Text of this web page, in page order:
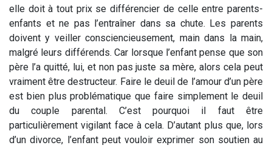
elle doit à tout prix se différencier de celle entre parents-
enfants et ne pas l’entraîner dans sa chute. Les parents
doivent y veiller consciencieusement, main dans la main,
malgré leurs différends. Car lorsque l’enfant pense que son
père l’a quitté, lui, et non pas juste sa mère, alors cela peut
vraiment être destructeur. Faire le deuil de l’amour d’un père
est bien plus problématique que faire simplement le deuil
du couple parental. C’est pourquoi il faut être
particulièrement vigilant face à cela. D’autant plus que, lors
d’un divorce, l’enfant peut vouloir exprimer son soutien au